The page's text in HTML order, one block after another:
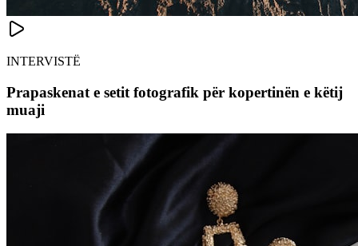
INTERVISTË
Prapaskenat e setit fotografik për kopertinën e këtij
muaji